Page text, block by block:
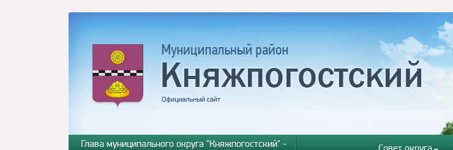
Глава муниципального округа "Княжпогостский" -